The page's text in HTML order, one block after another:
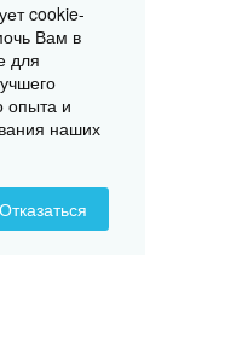
cookie-
Вам в
для
опыта и
наших
Отказаться